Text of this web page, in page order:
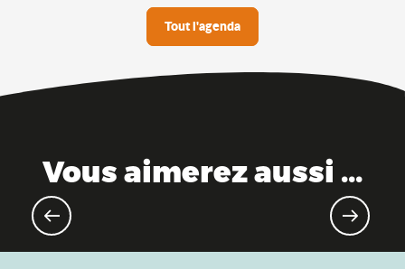
Tout l'agenda
Vous aimerez aussi ...
Evénements culturels et